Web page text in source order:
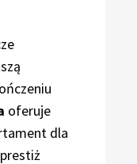
oferuje
dla